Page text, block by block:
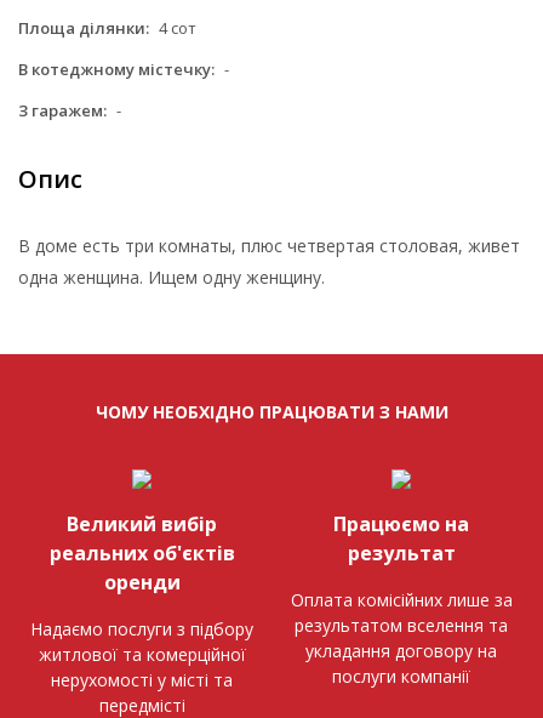
Площа ділянки: 4 сот
В котеджному містечку: -
З гаражем: -
Опис
В доме есть три комнаты, плюс четвертая столовая, живет
одна женщина. Ищем одну женщину.
ЧОМУ НЕОБХІДНО ПРАЦЮВАТИ З НАМИ
Великий вибір
реальних об'єктів
оренди
Надаємо послуги з підбору
житлової та комерційної
нерухомості у місті та
передмісті
Працюємо на
результат
Оплата комісійних лише за
результатом вселення та
укладання договору на
послуги компанії